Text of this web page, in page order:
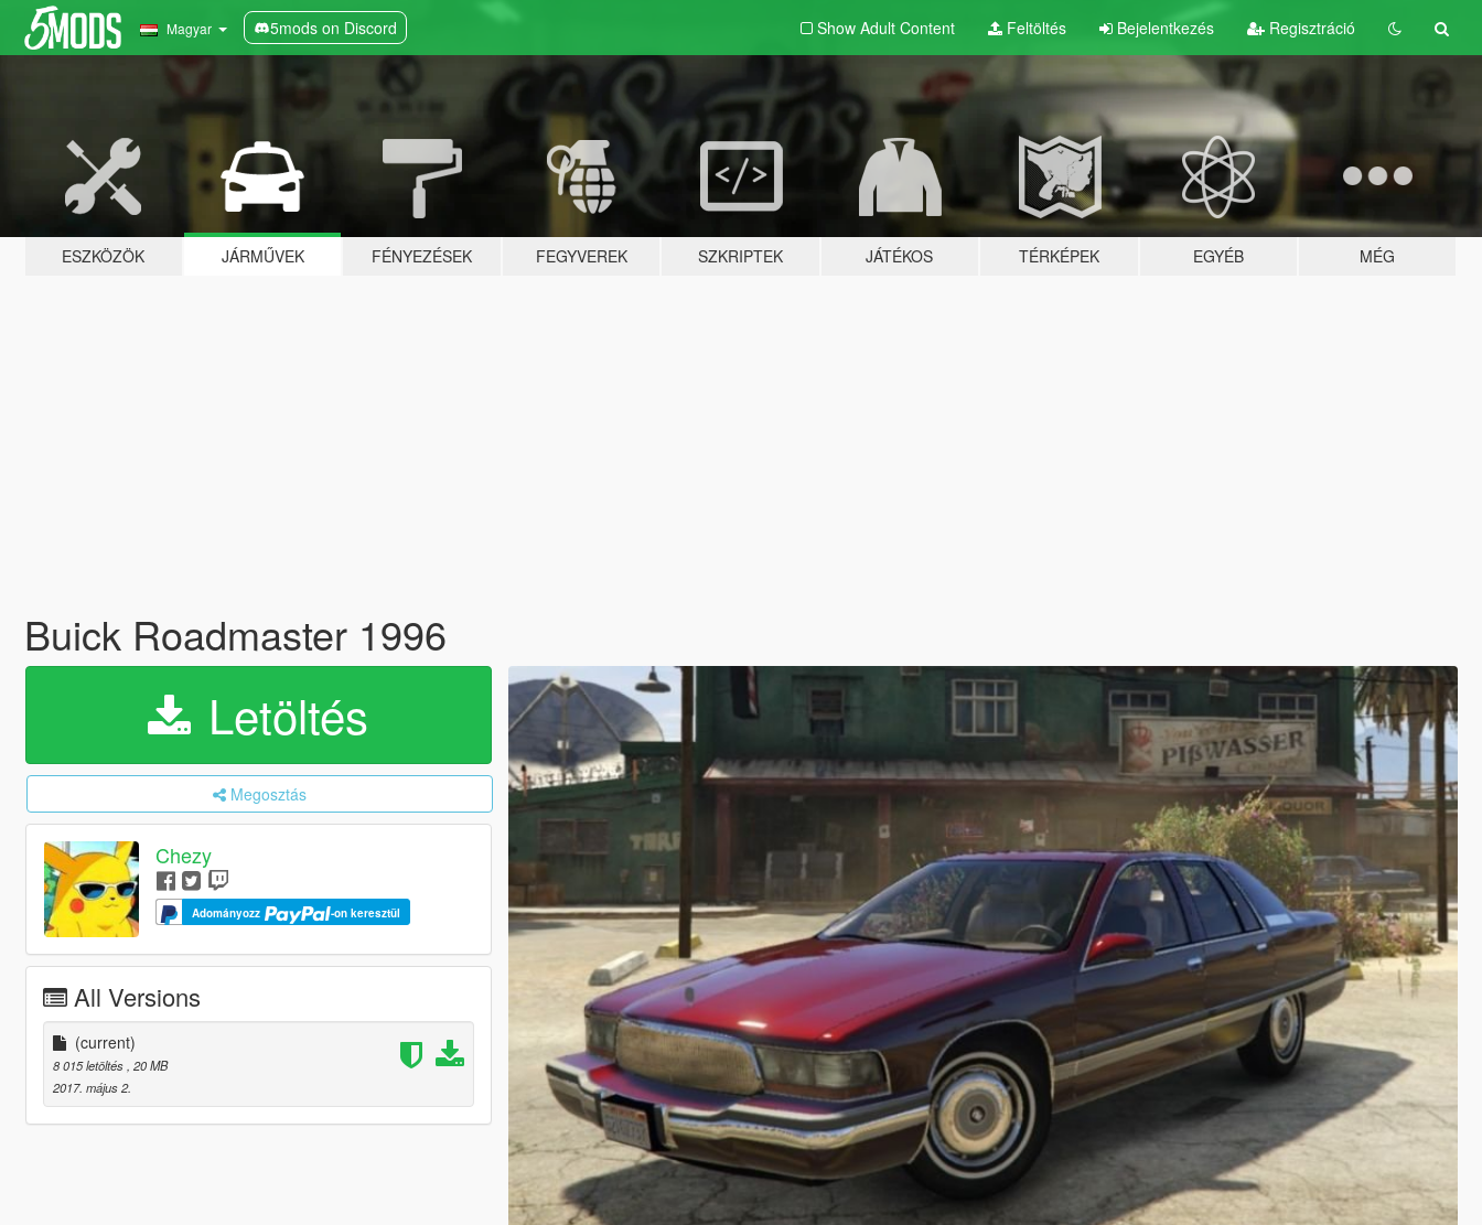
Magyar 5mods on Discord Show Adult Content Feltöltés Bejelentkezés Regisztráció
ESZKÖZÖK JÁRMŰVEK FÉNYEZÉSEK FEGYVEREK SZKRIPTEK JÁTÉKOS TÉRKÉPEK EGYÉB MÉG
Buick Roadmaster 1996
Letöltés
Megosztás
Chezy
Adományozz -on keresztül
All Versions
(current)
8 015 letöltés , 20 MB
2017. május 2.